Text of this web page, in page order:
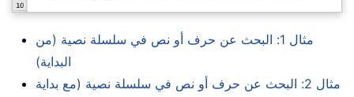
مثال 1: البحث عن حرف أو نص في سلسلة نصية (من
البداية)
مثال 2: البحث عن حرف أو نص في سلسلة نصية (مع بداية